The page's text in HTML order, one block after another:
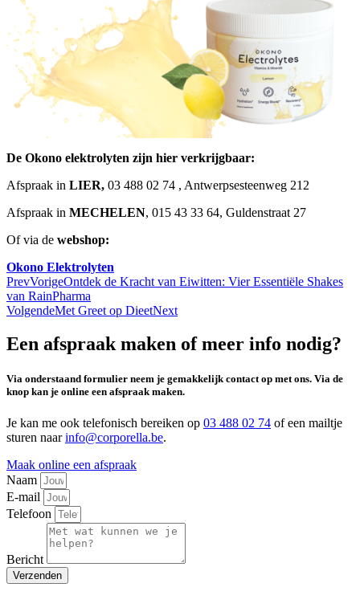
De Okono elektrolyten zijn hier verkrijgbaar:
Afspraak in LIER, 03 488 02 74 , Antwerpsesteenweg 212
Afspraak in MECHELEN, 015 43 33 64, Guldenstraat 27
Of via de webshop:
Okono Elektrolyten
PrevVorigeOntdek de Kracht van Eiwitten: Vier Essentiële Shakes
van RainPharma
VolgendeMet Greet op DieetNext
Een afspraak maken of meer info nodig?
Via onderstaand formulier neem je gemakkelijk contact op met ons. Via de
knop kan je online een afspraak maken.
Je kan me ook telefonisch bereiken op 03 488 02 74 of een mailtje
sturen naarinfo@corporella.be.
Maak online een afspraak
Naam
E-mail
Telefoon
Bericht
Verzenden